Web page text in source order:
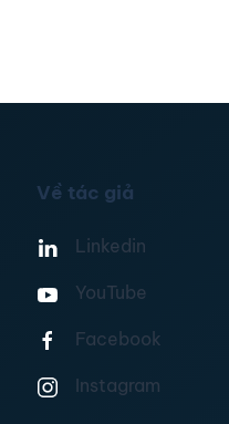
Về tác giả
Linkedin
YouTube
Facebook
Instagram